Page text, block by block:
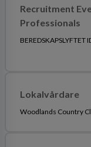
Recruitment
Professionals
BEREDSKAPSLYFTET
Lokalvårdare
Woodlands Country